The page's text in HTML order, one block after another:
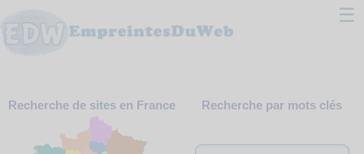
☰
Webmaster
Contact
Recherche de sites en France Recherche par mots clés